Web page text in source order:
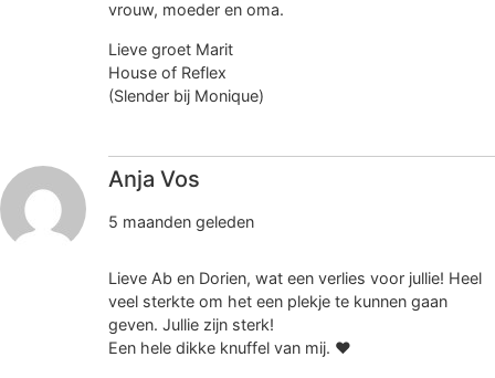
vrouw, moeder en oma.
Lieve groet Marit
House of Reflex
(Slender bij Monique)
Anja Vos
5 maanden geleden
Lieve Ab en Dorien, wat een verlies voor jullie! Heel
veel sterkte om het een plekje te kunnen gaan
geven. Jullie zijn sterk!
Een hele dikke knuffel van mij. ❤️